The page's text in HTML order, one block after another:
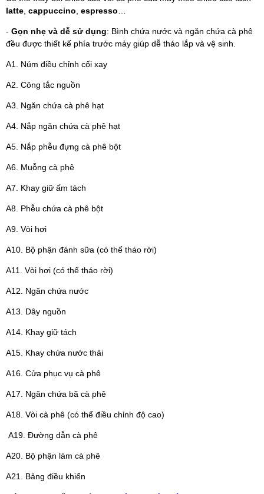
latte cappuccino espresso
- Gọn nhẹ và dễ sử dụng: Bình chứa nước và ngăn chứa cà phê
đều được thiết kế phía trước máy giúp dễ tháo lắp và vệ sinh.
A1. Núm điều chỉnh cối xay
A2. Công tắc nguồn
A3. Ngăn chứa cà phê hạt
A4. Nắp ngăn chứa cà phê hạt
A5. Nắp phễu đựng cà phê bột
A6. Muỗng cà phê
A7. Khay giữ ấm tách
A8. Phễu chứa cà phê bột
A9. Vòi hơi
A10. Bộ phận đánh sữa (có thể tháo rời)
A11. Vòi hơi (có thể tháo rời)
A12. Ngăn chứa nước
A13. Dây nguồn
A14. Khay giữ tách
A15. Khay chứa nước thải
A16. Cửa phục vụ cà phê
A17. Ngăn chứa bã cà phê
A18. Vòi cà phê (có thể điều chỉnh độ cao)
A19. Đường dẫn cà phê
A20. Bộ phận làm cà phê
A21. Bảng điều khiển